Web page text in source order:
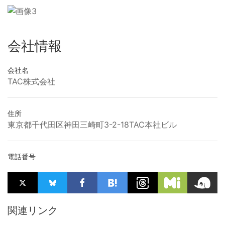
会社情報
会社名
TAC株式会社
住所
東京都千代田区神田三崎町3-2-18TAC本社ビル
電話番号
関連リンク